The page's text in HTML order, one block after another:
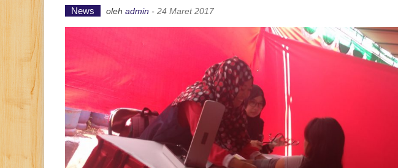
News oleh admin - 24 Maret 2017